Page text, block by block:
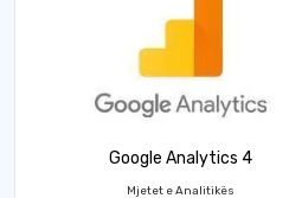
Google Analytics 4
Mjetet e Analitikës